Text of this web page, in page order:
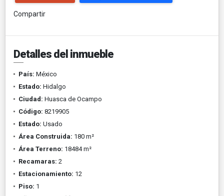
Compartir
Detalles del inmueble
País: México
Estado: Hidalgo
Ciudad: Huasca de Ocampo
Código: 8219905
Estado: Usado
Área Construida: 180 m²
Área Terreno: 18484 m²
Recamaras: 2
Estacionamiento: 12
Piso: 1